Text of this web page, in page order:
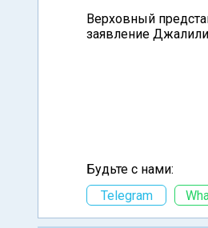
Верховный
заявление
Будьте с нами:
Telegram